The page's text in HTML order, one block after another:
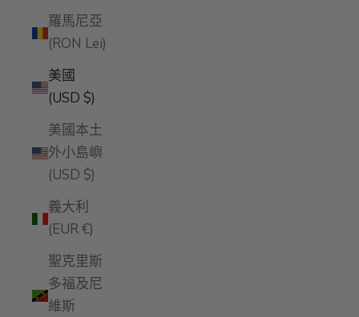
羅馬尼亞
(RON Lei)
美國
(USD $)
美國本土
外小島嶼
(USD $)
義大利
(EUR €)
聖克里斯
多福及尼
維斯